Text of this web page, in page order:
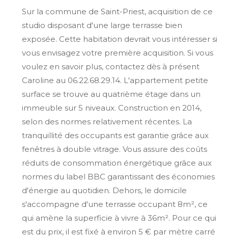
Sur la commune de Saint-Priest, acquisition de ce
studio disposant d'une large terrasse bien
exposée. Cette habitation devrait vous intéresser si
vous envisagez votre première acquisition. Si vous
voulez en savoir plus, contactez dès à présent
Caroline au 06.22.68.29.14. L'appartement petite
surface se trouve au quatrième étage dans un
immeuble sur 5 niveaux. Construction en 2014,
selon des normes relativement récentes. La
tranquillité des occupants est garantie grâce aux
fenêtres à double vitrage. Vous assure des coûts
réduits de consommation énergétique grâce aux
normes du label BBC garantissant des économies
d'énergie au quotidien. Dehors, le domicile
s'accompagne d'une terrasse occupant 8m², ce
qui amène la superficie à vivre à 36m². Pour ce qui
est du prix, il est fixé à environ 5 € par mètre carré